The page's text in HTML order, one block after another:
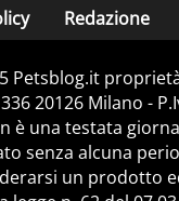
Redazione
Petsblog.it
20126 Milano -
è una testata
senza alcuna
un prodotto